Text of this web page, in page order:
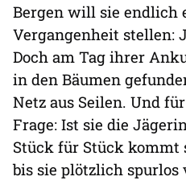
Bergen will sie endlich
Vergangenheit stellen:
Doch am Tag ihrer
in den Bäumen
Netz aus Seilen. Und
Frage: Ist sie die
Stück für Stück kommt
bis sie plötzlich spurlos